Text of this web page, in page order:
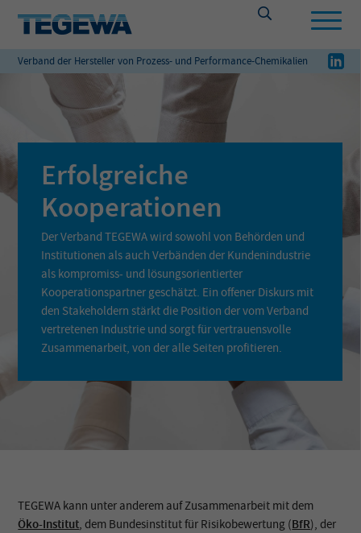
Verband der Hersteller von Prozess- und Performance-Chemikalien
Erfolgreiche
Kooperationen
Der Verband TEGEWA wird sowohl von Behörden und
Institutionen als auch Verbänden der Kundenindustrie
als kompromiss- und lösungsorientierter
Kooperationspartner geschätzt. Ein offener Diskurs mit
den Stakeholdern stärkt die Position der vom Verband
vertretenen Industrie und sorgt für vertrauensvolle
Zusammenarbeit, von der alle Seiten profitieren.
TEGEWA kann unter anderem auf Zusammenarbeit mit dem
Öko-Institut, dem Bundesinstitut für Risikobewertung (BfR), der